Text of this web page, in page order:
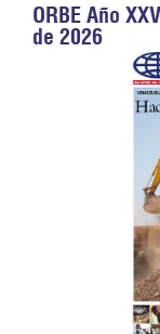
ORBE Año
de 2026